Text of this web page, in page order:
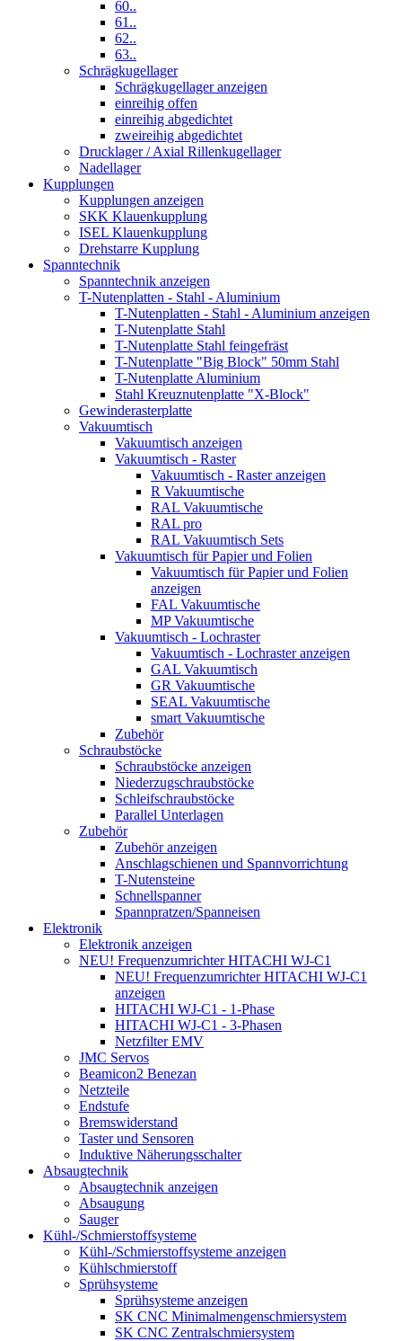
60..
61..
62..
63..
Schrägkugellager
Schrägkugellager anzeigen
einreihig offen
einreihig abgedichtet
zweireihig abgedichtet
Drucklager / Axial Rillenkugellager
Nadellager
Kupplungen
Kupplungen anzeigen
SKK Klauenkupplung
ISEL Klauenkupplung
Drehstarre Kupplung
Spanntechnik
Spanntechnik anzeigen
T-Nutenplatten - Stahl - Aluminium
T-Nutenplatten - Stahl - Aluminium anzeigen
T-Nutenplatte Stahl
T-Nutenplatte Stahl feingefräst
T-Nutenplatte "Big Block" 50mm Stahl
T-Nutenplatte Aluminium
Stahl Kreuznutenplatte "X-Block"
Gewinderasterplatte
Vakuumtisch
Vakuumtisch anzeigen
Vakuumtisch - Raster
Vakuumtisch - Raster anzeigen
R Vakuumtische
RAL Vakuumtische
RAL pro
RAL Vakuumtisch Sets
Vakuumtisch für Papier und Folien
Vakuumtisch für Papier und Folien
anzeigen
FAL Vakuumtische
MP Vakuumtische
Vakuumtisch - Lochraster
Vakuumtisch - Lochraster anzeigen
GAL Vakuumtisch
GR Vakuumtische
SEAL Vakuumtische
smart Vakuumtische
Zubehör
Schraubstöcke
Schraubstöcke anzeigen
Niederzugschraubstöcke
Schleifschraubstöcke
Parallel Unterlagen
Zubehör
Zubehör anzeigen
Anschlagschienen und Spannvorrichtung
T-Nutensteine
Schnellspanner
Spannpratzen/Spanneisen
Elektronik
Elektronik anzeigen
NEU! Frequenzumrichter HITACHI WJ-C1
NEU! Frequenzumrichter HITACHI WJ-C1
anzeigen
HITACHI WJ-C1 - 1-Phase
HITACHI WJ-C1 - 3-Phasen
Netzfilter EMV
JMC Servos
Beamicon2 Benezan
Netzteile
Endstufe
Bremswiderstand
Taster und Sensoren
Induktive Näherungsschalter
Absaugtechnik
Absaugtechnik anzeigen
Absaugung
Sauger
Kühl-/Schmierstoffsysteme
Kühl-/Schmierstoffsysteme anzeigen
Kühlschmierstoff
Sprühsysteme
Sprühsysteme anzeigen
SK CNC Minimalmengenschmiersystem
SK CNC Zentralschmiersystem